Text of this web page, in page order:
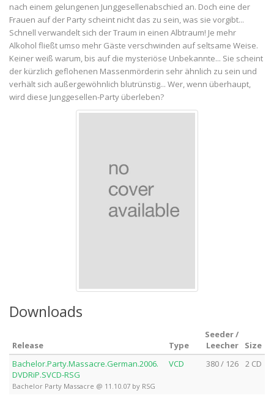
nach einem gelungenen Junggesellenabschied an. Doch eine der
Frauen auf der Party scheint nicht das zu sein, was sie vorgibt...
Schnell verwandelt sich der Traum in einen Albtraum! Je mehr
Alkohol fließt umso mehr Gäste verschwinden auf seltsame Weise.
Keiner weiß warum, bis auf die mysteriöse Unbekannte... Sie scheint
der kürzlich geflohenen Massenmörderin sehr ähnlich zu sein und
verhält sich außergewöhnlich blutrünstig... Wer, wenn überhaupt,
wird diese Junggesellen-Party überleben?
Downloads
Release Type
Seeder /
Leecher
Size
Bachelor.Party.Massacre.German.2006.
DVDRiP.SVCD-RSG
Bachelor Party Massacre @ 11.10.07 by RSG
VCD 380 / 126 2 CD